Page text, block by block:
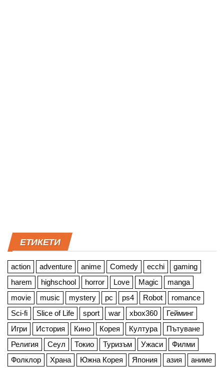
ЕТИКЕТИ
action adventure anime Comedy ecchi
gaming
harem
highschool horror Love Magic
manga
movie
music mystery pc ps4 Robot
romance
Sci-fi
Slice of Life sport war xbox360
Гейминг
Игри
История Кино Корея Култура
Пътуване
Религия
Сеул Токио Туризъм Ужаси
Филми
Фолклор
Храна Южна Корея Япония азия аниме